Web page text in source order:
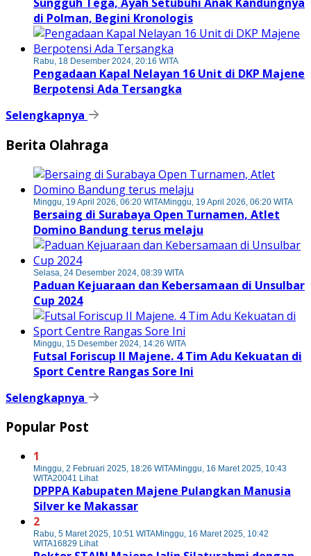
di Polman, Begini Kronologis
Rabu, 18 Desember 2024, 20:16 WITA
Pengadaan Kapal Nelayan 16 Unit di DKP Majene
Berpotensi Ada Tersangka
Selengkapnya
Berita Olahraga
Minggu, 19 April 2026, 06:20 WITAMinggu, 19 April 2026, 06:20 WITA
Bersaing di Surabaya Open Turnamen, Atlet
Domino Bandung terus melaju
Selasa, 24 Desember 2024, 08:39 WITA
Paduan Kejuaraan dan Kebersamaan di Unsulbar
Cup 2024
Minggu, 15 Desember 2024, 14:26 WITA
Futsal Foriscup II Majene. 4 Tim Adu Kekuatan di
Sport Centre Rangas Sore Ini
Selengkapnya
Popular Post
1
Minggu, 2 Februari 2025, 18:26 WITAMinggu, 16 Maret 2025, 10:43
WITA20041 Lihat
DPPPA Kabupaten Majene Pulangkan Manusia
Silver ke Makassar
2
Rabu, 5 Maret 2025, 10:51 WITAMinggu, 16 Maret 2025, 10:42
WITA16829 Lihat